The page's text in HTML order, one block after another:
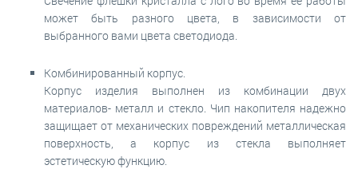
может быть разного цвета, в зависимости от
выбранного вами цвета светодиода.
Комбинированный корпус.
Корпус изделия выполнен из комбинации двух
материалов- металл и стекло. Чип накопителя надежно
защищает от механических повреждений металлическая
поверхность, а корпус из стекла выполняет
эстетическую функцию.